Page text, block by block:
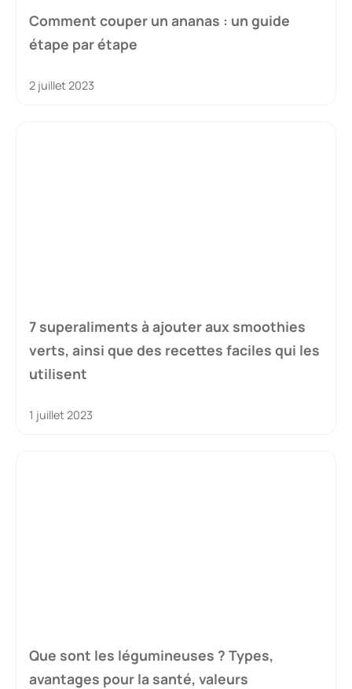
Comment couper un ananas : un guide
étape par étape
2 juillet 2023
7 superaliments à ajouter aux smoothies
verts, ainsi que des recettes faciles qui les
utilisent
1 juillet 2023
Que sont les légumineuses ? Types,
avantages pour la santé, valeurs